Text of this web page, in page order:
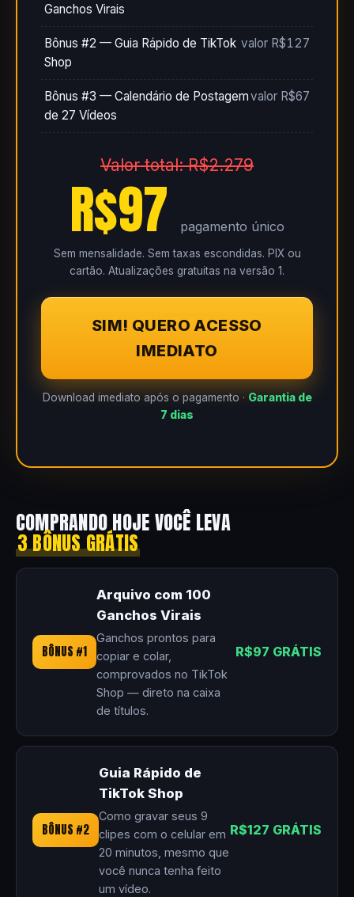
Ganchos Virais
Bônus #2 — Guia Rápido de TikTok
Shop
valor R$127
Bônus #3 — Calendário de Postagem
de 27 Vídeos
valor R$67
Valor total: R$2.279
R$97 pagamento único
Sem mensalidade. Sem taxas escondidas. PIX ou
cartão. Atualizações gratuitas na versão 1.
SIM! QUERO ACESSO
IMEDIATO
Download imediato após o pagamento · Garantia de
7 dias
COMPRANDO HOJE VOCÊ LEVA
3 BÔNUS GRÁTIS
BÔNUS #1
Arquivo com 100
Ganchos Virais
Ganchos prontos para
copiar e colar,
comprovados no TikTok
Shop — direto na caixa
de títulos.
R$97 GRÁTIS
BÔNUS #2
Guia Rápido de
TikTok Shop
Como gravar seus 9
clipes com o celular em
20 minutos, mesmo que
você nunca tenha feito
um vídeo.
R$127 GRÁTIS